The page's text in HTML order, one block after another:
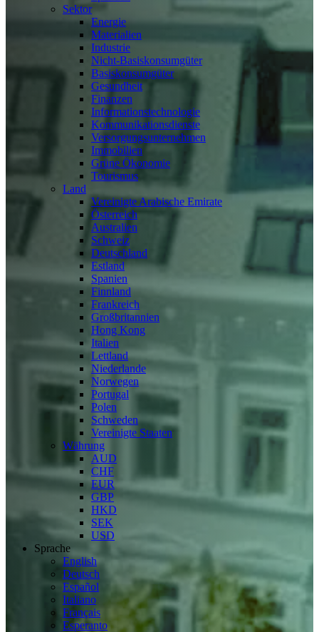
Sektor
Energie
Materialien
Industrie
Nicht-Basiskonsumgüter
Basiskonsumgüter
Gesundheit
Finanzen
Informationstechnologie
Kommunikationsdienste
Versorgungsunternehmen
Immobilien
Grüne Ökonomie
Tourismus
Land
Vereinigte Arabische Emirate
Österreich
Australien
Schweiz
Deutschland
Estland
Spanien
Finnland
Frankreich
Großbritannien
Hong Kong
Italien
Lettland
Niederlande
Norwegen
Portugal
Polen
Schweden
Vereinigte Staaten
Währung
AUD
CHF
EUR
GBP
HKD
SEK
USD
Sprache
English
Deutsch
Español
Italiano
Français
Esperanto